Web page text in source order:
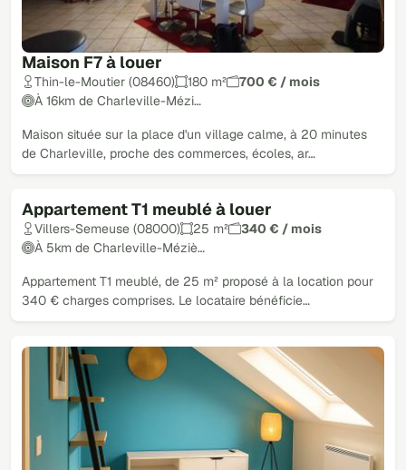
Maison F7 à louer
Thin-le-Moutier (08460) 180 m²
700 € / mois
À 16km de Charleville-Mézi…
Maison située sur la place d'un village calme, à 20 minutes
de Charleville, proche des commerces, écoles, ar…
Appartement T1 meublé à louer
Villers-Semeuse (08000) 25 m²
340 € / mois
À 5km de Charleville-Méziè…
Appartement T1 meublé, de 25 m² proposé à la location pour
340 € charges comprises. Le locataire bénéficie…